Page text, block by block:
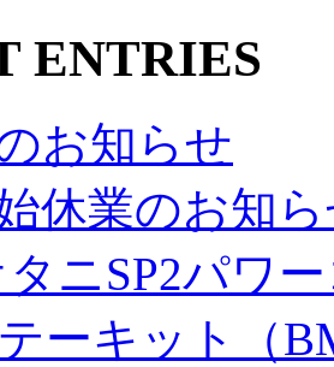
ENTRIES
お知らせ
休業のお知
ニSP2パワ
ーキット（